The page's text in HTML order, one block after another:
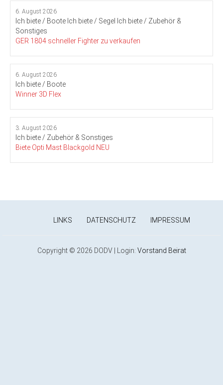
6. August 2026
Ich biete / Boote Ich biete / Segel
Ich biete / Zubehör &
Sonstiges
GER 1804 schneller Fighter zu verkaufen
6. August 2026
Ich biete / Boote
Winner 3D Flex
3. August 2026
Ich biete / Zubehör & Sonstiges
Biete Opti Mast Blackgold NEU
LINKS DATENSCHUTZ IMPRESSUM
Copyright © 2026 DODV | Login: Vorstand Beirat